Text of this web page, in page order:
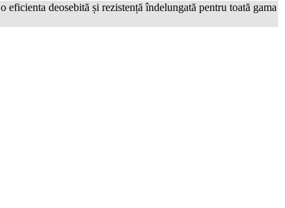
o eficienta deosebită și rezistență îndelungată pentru toată gama